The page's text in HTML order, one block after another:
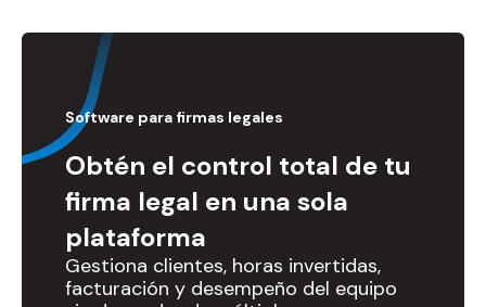
Software para firmas legales
Obtén el control total de tu
firma legal en una sola
plataforma
Gestiona clientes, horas invertidas,
facturación y desempeño del equipo